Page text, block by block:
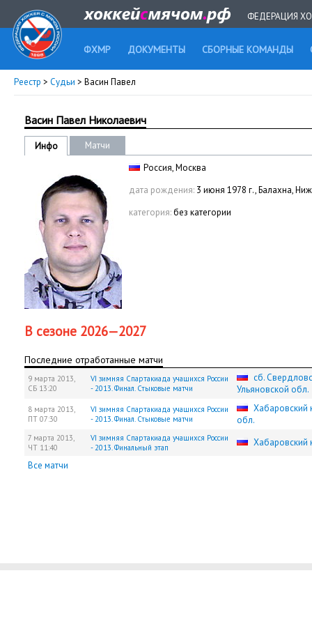
ФЕДЕРАЦИЯ
ФХМР ДОКУМЕНТЫ СБОРНЫЕ КОМАНДЫ
Реестр > Судьи > Васин Павел
Васин Павел Николаевич
Инфо
Матчи
Россия, Москва
дата рождения: 3 июня 1978 г., Балахна,
категория:без категории
В сезоне 2026—2027
Последние отработанные матчи
9 марта 2013,
СБ 13:20
VI зимняя Спартакиада учащихся России
- 2013. Финал. Стыковые матчи
сб.
Ульяновской обл.
8 марта 2013,
ПТ 07:30
VI зимняя Спартакиада учащихся России
- 2013. Финал. Стыковые матчи
Хабаровский
обл.
7 марта 2013,
ЧТ 11:40
VI зимняя Спартакиада учащихся России
- 2013. Финальный этап
Хабаровский
Все матчи